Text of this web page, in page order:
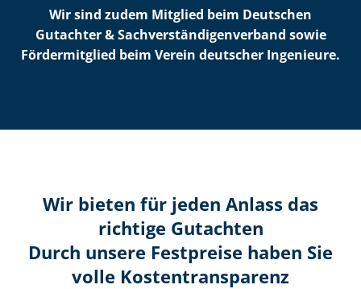
Wir sind zudem Mitglied beim Deutschen
Gutachter & Sach­ver­stän­di­gen­ver­band sowie
Fördermitglied beim Verein deutscher Ingenieure.
Wir bieten für jeden Anlass das
richtige Gutachten
Durch unsere Festpreise haben Sie
volle Kosten­transparenz